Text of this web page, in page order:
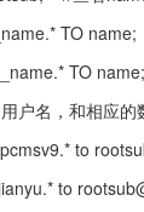
TO
TO
户名，和相应
to
to